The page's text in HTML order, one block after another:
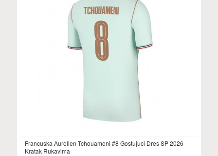
Francuska Aurelien Tchouameni #8 Gostujuci Dres SP 2026
Kratak Rukavima